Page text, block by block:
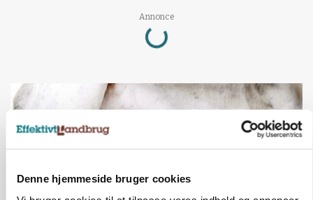
Denne hjemmeside bruger cookies
Annonce
Loading...